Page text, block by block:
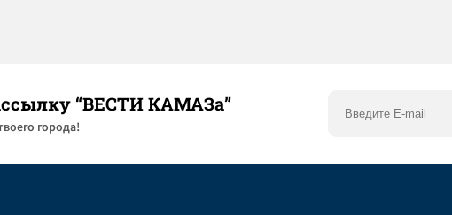
“ВЕСТИ КАМАЗа”
города!